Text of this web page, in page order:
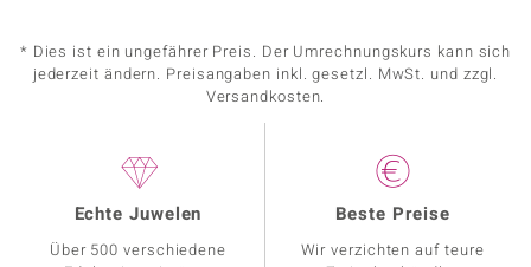
* Dies ist ein ungefährer Preis. Der Umrechnungskurs kann sich
jederzeit ändern. Preisangaben inkl. gesetzl. MwSt. und zzgl.
Versandkosten.
Echte Juwelen
Über 500 verschiedene
Beste Preise
Wir verzichten auf teure